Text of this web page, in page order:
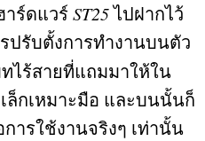
ร์ดแวร์ ST25ไปฝากไว้
ปรับตั้งการทำงานบนตัว
ไร้สายที่แถมมาให้ใน
ล็กเหมาะมือ และบนนั้นก็
ารใช้งานจริงๆ เท่านั้น